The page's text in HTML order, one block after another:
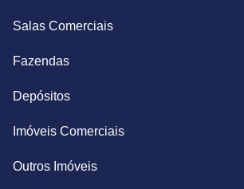
Salas Comerciais
Fazendas
Depósitos
Imóveis Comerciais
Outros Imóveis